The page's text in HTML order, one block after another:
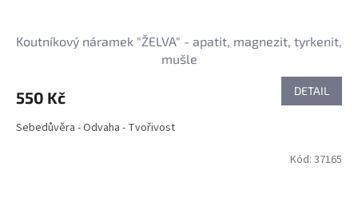
Koutníkový náramek "ŽELVA" - apatit, magnezit, tyrkenit,
mušle
550 Kč DETAIL
Sebedůvěra - Odvaha - Tvořivost
Kód: 37165